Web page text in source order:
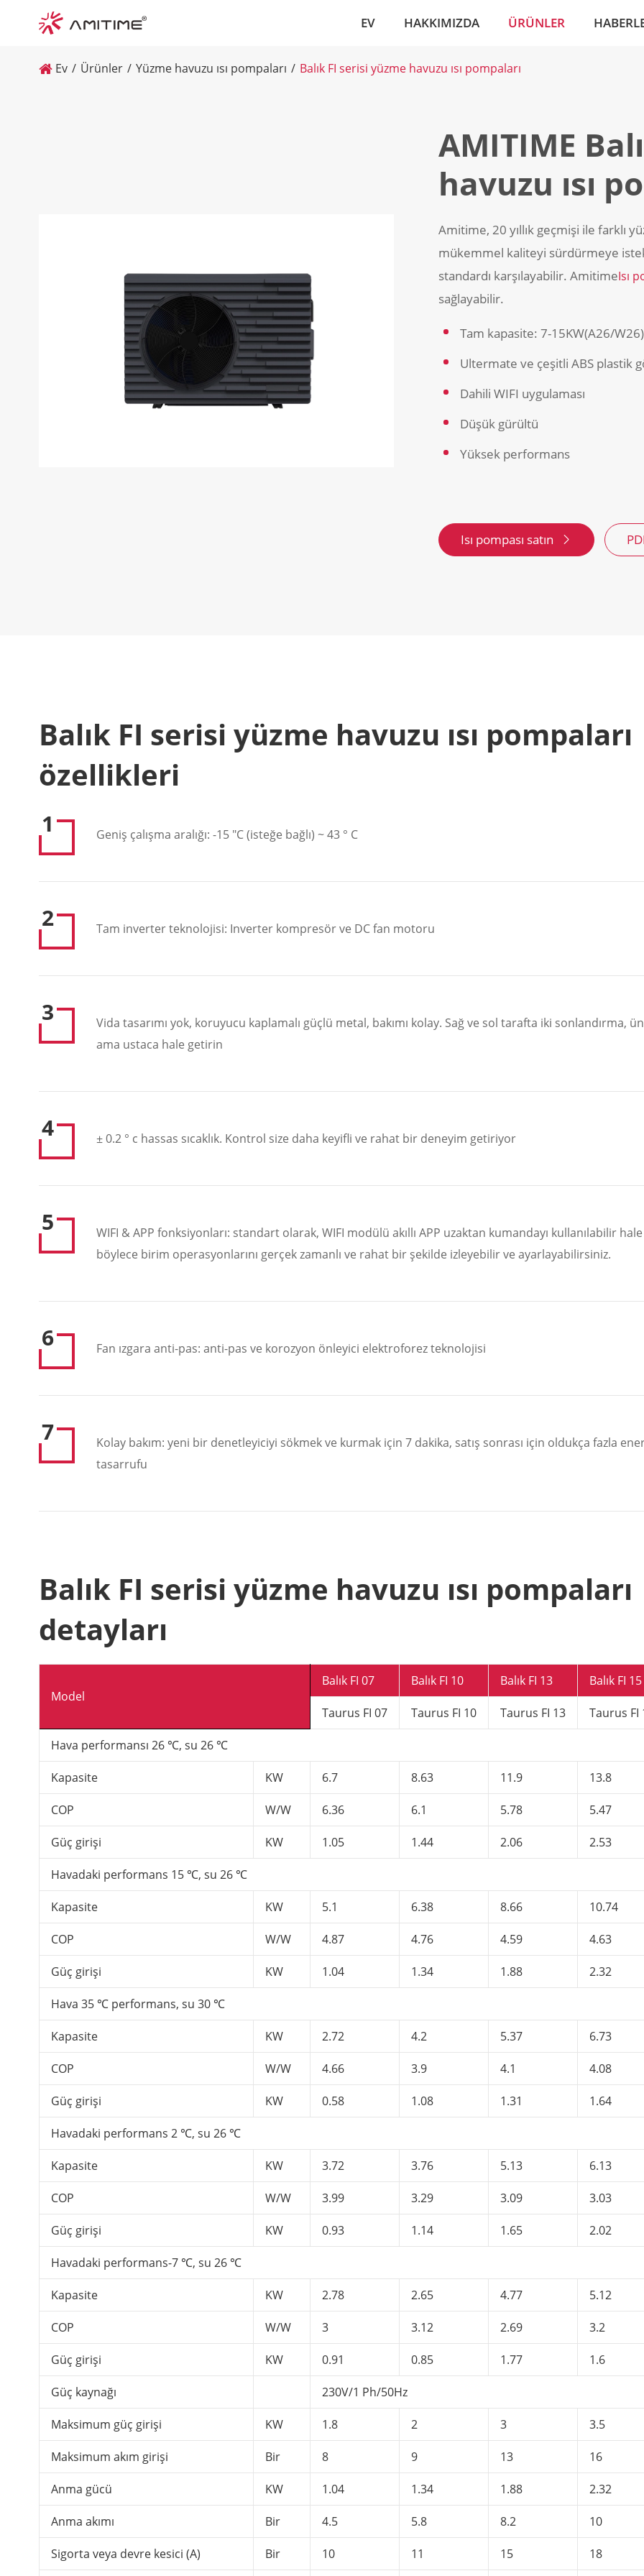
EV HAKKIMIZDA ÜRÜNLER
Ev Ürünler Yüzme havuzu ısı pompaları Balık FI serisi yüzme havuzu ısı pompaları
AMITIME
havuzu ısı
Amitime, 20 yıllık geçmişi ile farklı
mükemmel kaliteyi sürdürmeye
standardı karşılayabilir. AmitimeIsı
sağlayabilir.
Tam kapasite: 7-15KW(A26/W26)
Ultermate ve çeşitli ABS plastik
Dahili WIFI uygulaması
Düşük gürültü
Yüksek performans
Isı pompası satın 
Balık FI serisi yüzme havuzu ısı pompaları
özellikleri
1 Geniş çalışma aralığı: -15 "C (isteğe bağlı) ~ 43 ° C
2 Tam inverter teknolojisi: Inverter kompresör ve DC fan motoru
3
Vida tasarımı yok, koruyucu kaplamalı güçlü metal, bakımı kolay. Sağ ve sol tarafta iki sonlandırma,
ama ustaca hale getirin
4 ± 0.2 ° c hassas sıcaklık. Kontrol size daha keyifli ve rahat bir deneyim getiriyor
5
WIFI & APP fonksiyonları: standart olarak, WIFI modülü akıllı APP uzaktan kumandayı kullanılabilir
böylece birim operasyonlarını gerçek zamanlı ve rahat bir şekilde izleyebilir ve ayarlayabilirsiniz.
6 Fan ızgara anti-pas: anti-pas ve korozyon önleyici elektroforez teknolojisi
7
Kolay bakım: yeni bir denetleyiciyi sökmek ve kurmak için 7 dakika, satış sonrası için oldukça fazla
tasarrufu
Balık FI serisi yüzme havuzu ısı pompaları
detayları
Model
Balık FI 07 Balık FI 10 Balık FI 13 Balık FI 15
Taurus FI 07 Taurus FI 10 Taurus FI 13 Taurus FI
Hava performansı 26 ℃, su 26 ℃
Kapasite KW 6.7 8.63 11.9 13.8
COP W/W 6.36 6.1 5.78 5.47
Güç girişi KW 1.05 1.44 2.06 2.53
Havadaki performans 15 ℃, su 26 ℃
Kapasite KW 5.1 6.38 8.66 10.74
COP W/W 4.87 4.76 4.59 4.63
Güç girişi KW 1.04 1.34 1.88 2.32
Hava 35 ℃ performans, su 30 ℃
Kapasite KW 2.72 4.2 5.37 6.73
COP W/W 4.66 3.9 4.1 4.08
Güç girişi KW 0.58 1.08 1.31 1.64
Havadaki performans 2 ℃, su 26 ℃
Kapasite KW 3.72 3.76 5.13 6.13
COP W/W 3.99 3.29 3.09 3.03
Güç girişi KW 0.93 1.14 1.65 2.02
Havadaki performans-7 ℃, su 26 ℃
Kapasite KW 2.78 2.65 4.77 5.12
COP W/W 3 3.12 2.69 3.2
Güç girişi KW 0.91 0.85 1.77 1.6
Güç kaynağı 230V/1 Ph/50Hz
Maksimum güç girişi KW 1.8 2 3 3.5
Maksimum akım girişi Bir 8 9 13 16
Anma gücü KW 1.04 1.34 1.88 2.32
Anma akımı Bir 4.5 5.8 8.2 10
Sigorta veya devre kesici (A) Bir 10 11 15 18